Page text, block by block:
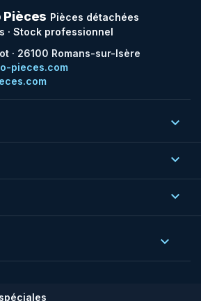
Pièces Pièces détachées
· Stock professionnel
· 26100 Romans-sur-Isère
pieces.com



